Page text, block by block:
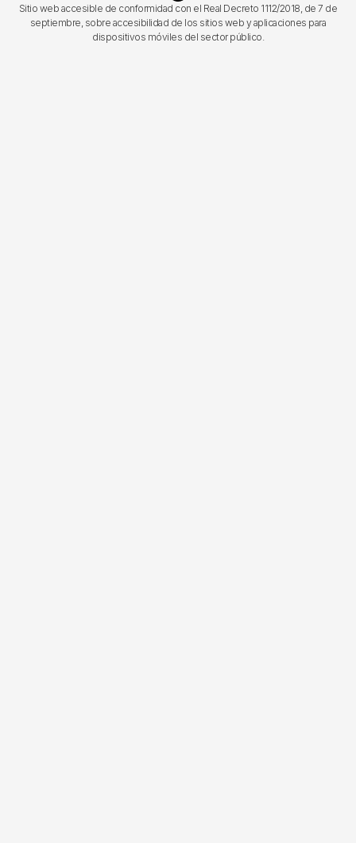
Sitio web accesible de conformidad con el Real Decreto 1112/2018, de 7 de
septiembre, sobre accesibilidad de los sitios web y aplicaciones para
dispositivos móviles del sector público.